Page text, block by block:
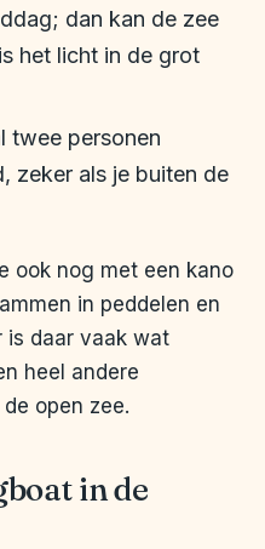
dan kan de zee
het licht in de grot
twee personen
zeker als je buiten de
ook nog met een kano
in peddelen en
is daar vaak wat
heel andere
open zee.
in de